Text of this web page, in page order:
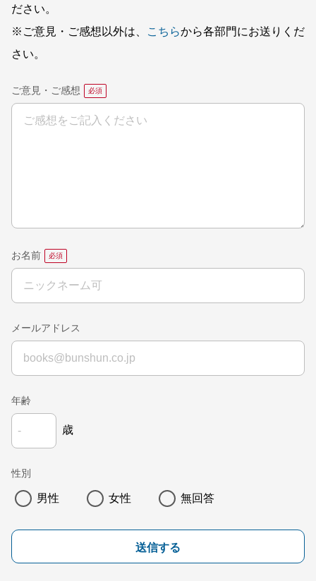
ださい。
※ご意見・ご感想以外は、
こちらから各部門にお送りくだ
さい。
ご意見・ご感想
お名前
メールアドレス
年齢
歳
性別
男性 女性 無回答
送信する